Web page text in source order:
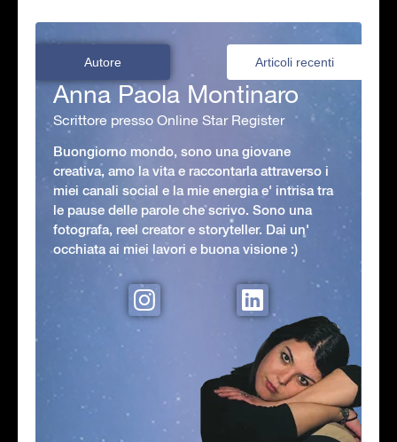
Autore Articoli recenti
Anna Paola Montinaro
Scrittore presso Online Star Register
Buongiorno mondo, sono una giovane
creativa, amo la vita e raccontarla attraverso i
miei canali social e la mie energia e' intrisa tra
le pause delle parole che scrivo. Sono una
fotografa, reel creator e storyteller. Dai un'
occhiata ai miei lavori e buona visione :)